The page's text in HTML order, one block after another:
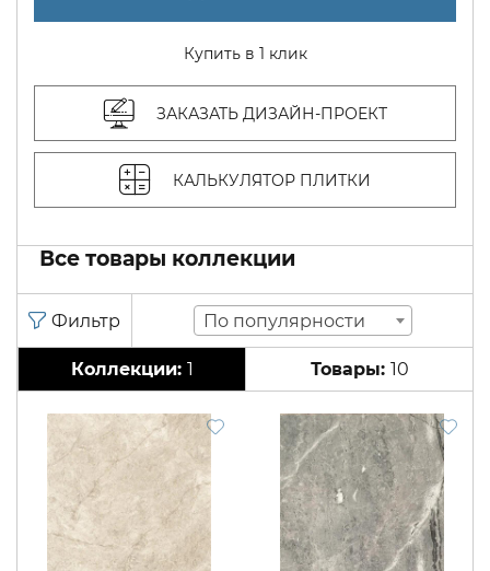
Купить в 1 клик
ЗАКАЗАТЬ ДИЗАЙН-ПРОЕКТ
КАЛЬКУЛЯТОР ПЛИТКИ
Все товары коллекции
По популярности
1 10